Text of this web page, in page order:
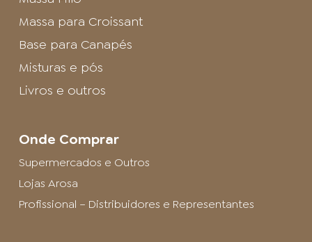
Massa para Croissant
Base para Canapés
Misturas e pós
Livros e outros
Onde Comprar
Supermercados e Outros
Lojas Arosa
Profissional – Distribuidores e Representantes